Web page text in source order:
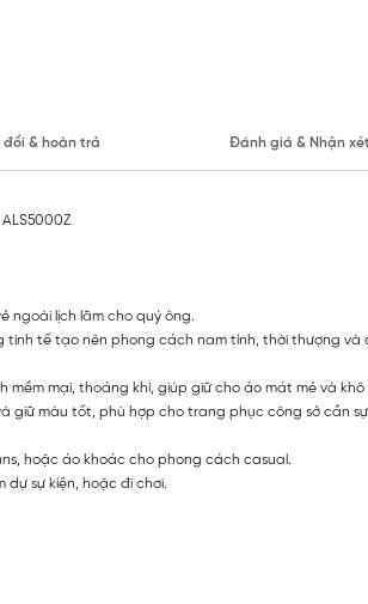
đổi & hoàn trả Đánh giá & Nhận xét
ngoài lịch lãm cho quý ông.
tinh tế tạo nên phong cách nam tính, thời thượng
mềm mại, thoáng khí, giúp giữ cho áo mát mẻ và
giữ màu tốt, phù hợp cho trang phục công sở cần
hoặc áo khoác cho phong cách casual.
dự sự kiện, hoặc đi chơi.